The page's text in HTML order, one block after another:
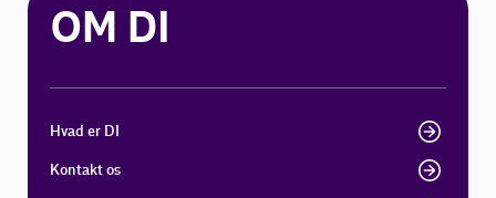
OM DI
Hvad er DI
Kontakt os